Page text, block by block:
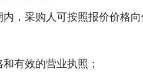
，采购人可按照报价价格向
有效的营业执照；